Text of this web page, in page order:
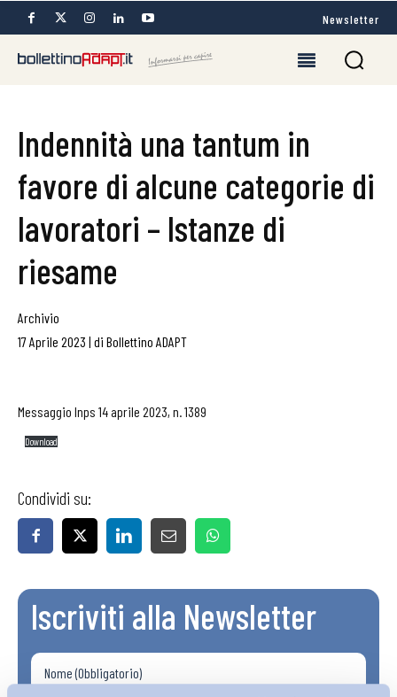
Newsletter
Indennità una tantum in
favore di alcune categorie di
lavoratori – Istanze di
riesame
Archivio
17 Aprile 2023 | di Bollettino ADAPT
Messaggio Inps 14 aprile 2023, n. 1389
Download
Condividi su:
Iscriviti alla Newsletter